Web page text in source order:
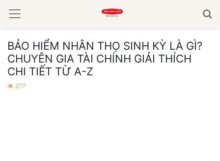
BẢO HIỂM NHÂN THỌ SINH KỲ LÀ GÌ?
CHUYÊN GIA TÀI CHÍNH GIẢI THÍCH
CHI TIẾT TỪ A-Z
277